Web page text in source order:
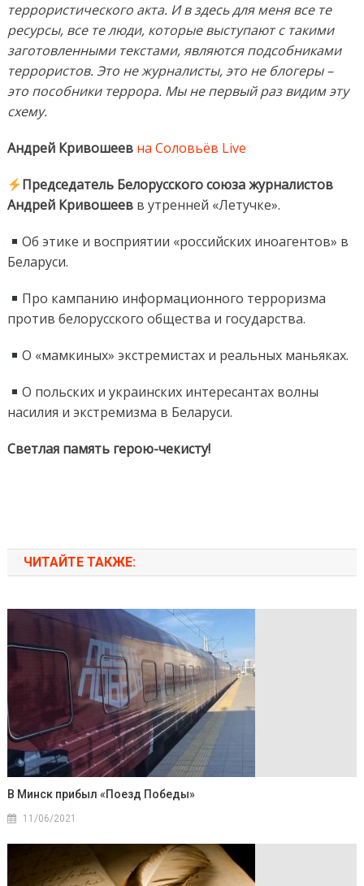
террористического акта. И в здесь для меня все те
ресурсы, все те люди, которые выступают с такими
заготовленными текстами, являются подсобниками
террористов. Это не журналисты, это не блогеры –
это пособники террора. Мы не первый раз видим эту
схему.
Андрей Кривошеев на Соловьёв Live
Председатель Белорусского союза журналистов
Андрей Кривошеевв утренней «Летучке».
Об этике и восприятии «российских иноагентов» в
Беларуси.
Про кампанию информационного терроризма
против белорусского общества и государства.
О «мамкиных» экстремистах и реальных маньяках.
О польских и украинских интересантах волны
насилия и экстремизма в Беларуси.
Светлая память герою-чекисту!
ЧИТАЙТЕ ТАКЖЕ:
В Минск прибыл «Поезд Победы»
11/06/2021